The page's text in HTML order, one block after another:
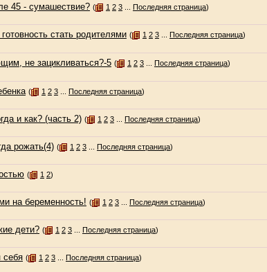
45 - сумашествие? ( 1 2 3... Последняя страница)
стать родителями ( 1 2 3... Последняя страница)
не зацикливаться?-5 ( 1 2 3... Последняя страница)
( 1 2 3... Последняя страница)
и как? (часть 2) ( 1 2 3... Последняя страница)
рожать(4) ( 1 2 3... Последняя страница)
( 1 2)
на беременность! ( 1 2 3... Последняя страница)
дети? ( 1 2 3... Последняя страница)
себя ( 1 2 3... Последняя страница)